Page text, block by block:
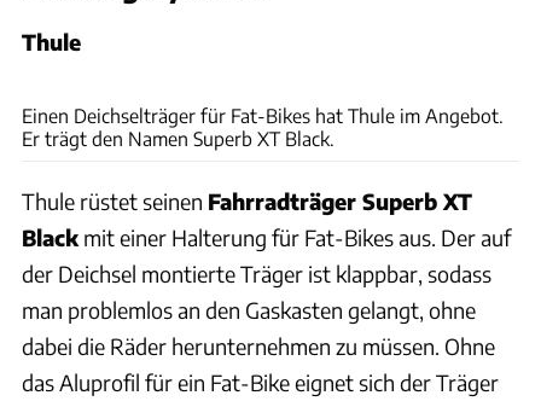
Thule
Einen Deichselträger für Fat-Bikes hat Thule im Angebot.
Er trägt den Namen Superb XT Black.
Thule rüstet seinen Fahrradträger Superb XT
Black mit einer Halterung für Fat-Bikes aus. Der auf
der Deichsel montierte Träger ist klappbar, sodass
man problemlos an den Gaskasten gelangt, ohne
dabei die Räder herunternehmen zu müssen. Ohne
das Aluprofil für ein Fat-Bike eignet sich der Träger